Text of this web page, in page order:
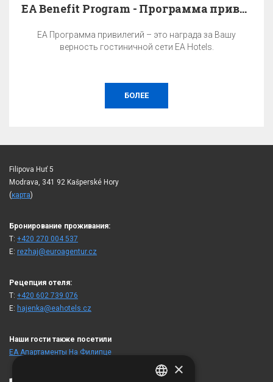
EA Benefit Program - Программа привилегий
EA Программа привилегий – это награда за Вашу
верность гостиничной сети EA Hotels.
БОЛЕЕ
Filipova Huť 5
Modrava, 341 92 Kašperské Hory
(карта)
Бронирование проживания:
T: +420 270 004 537
E: rezhaj@euroagentur.cz
Рецепция отеля:
T: +420 602 739 076
E: hajenka@eahotels.cz
Наши гости также посетили
ЕА Апартаменты На Филипце
×